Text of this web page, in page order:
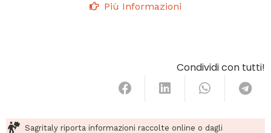
Più Informazioni
Condividi con tutti!
Sagritaly riporta informazioni raccolte online o dagli